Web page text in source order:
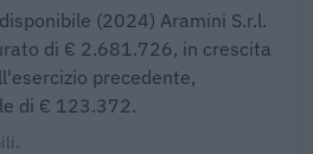
(2024) Aramini S.r.l.
di € 2.681.726, in crescita
precedente,
di € 123.372.